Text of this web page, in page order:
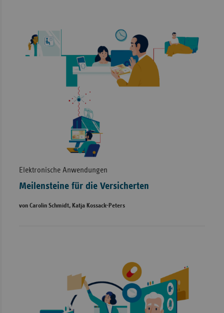
Elektronische Anwendungen
Meilensteine für die Versicherten
von Carolin Schmidt, Katja Kossack-Peters